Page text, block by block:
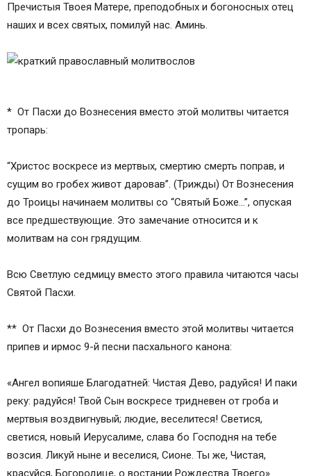
Пречистыя Твоея Матере, преподобных и богоносных отец
наших и всех святых, помилуй нас. Аминь.
* От Пасхи до Вознесения вместо этой молитвы читается
тропарь:
“Христос воскресе из мертвых, смертию смерть поправ, и
сущим во гробех живот даровав”. (Трижды) От Вознесения
до Троицы начинаем молитвы со “Святый Боже…”, опуская
все предшествующие. Это замечание относится и к
молитвам на сон грядущим.
Всю Светлую седмицу вместо этого правила читаются часы
Святой Пасхи.
** От Пасхи до Вознесения вместо этой молитвы читается
припев и ирмос 9-й песни пасхального канона:
«Ангел вопияше Благодатней: Чистая Дево, радуйся! И паки
реку: радуйся! Твой Сын воскресе тридневен от гроба и
мертвыя воздвигнувый; людие, веселитеся! Светися,
светися, новый Иерусалиме, слава бо Господня на тебе
возсия. Ликуй ныне и веселися, Сионе. Ты же, Чистая,